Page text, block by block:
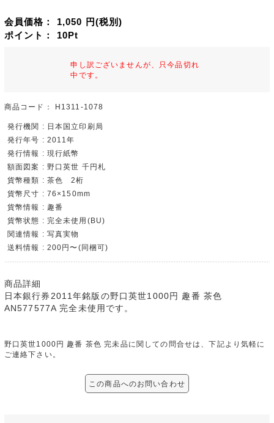
会員価格： 1,050 円(税別)
ポイント： 10Pt
申し訳ございませんが、只今品切れ
中です。
商品コード： H1311-1078
発行機関 : 日本国立印刷局
発行年号 : 2011年
発行情報 : 現行紙幣
額面図案 : 野口英世 千円札
貨幣種類 : 茶色 2桁
貨幣尺寸 : 76×150mm
貨幣情報 : 趣番
貨幣状態 : 完全未使用(BU)
関連情報 : 写真実物
送料情報 : 200円〜(同梱可)
商品詳細
日本銀行券2011年銘版の野口英世1000円 趣番 茶色
AN577577A 完全未使用です。
野口英世1000円 趣番 茶色 完未品に関しての問合せは、下記より気軽に
ご連絡下さい。
この商品へのお問い合わせ